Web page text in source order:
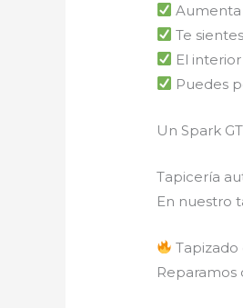
Aumenta
Te
El
Puedes
Un Spark
Tapicería
En nuestro
Tapizado
Reparamos